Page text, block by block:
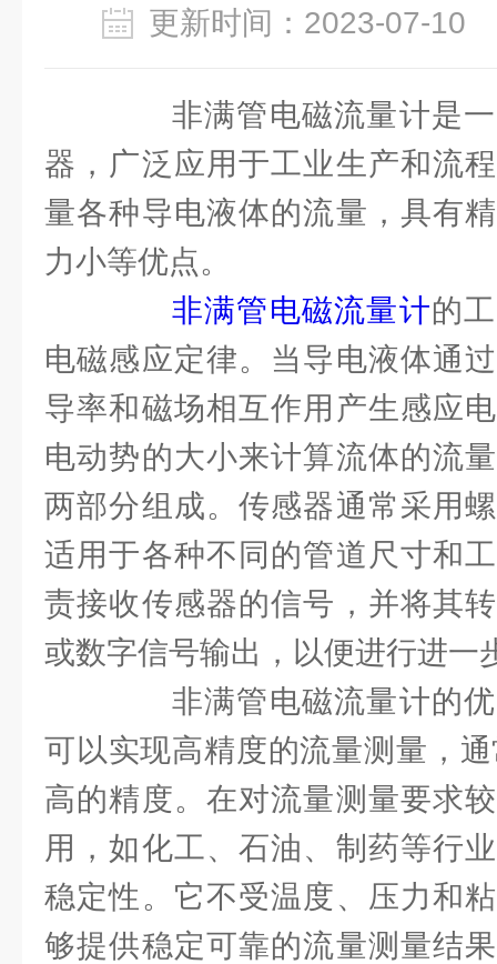
更新时间：2023-07-
非满管电磁流量计是一
器，广泛应用于工业生产和流
量各种导电液体的流量，具有
力小等优点。
非满管电磁流量计的
电磁感应定律。当导电液体通
导率和磁场相互作用产生感应
电动势的大小来计算流体的流
两部分组成。传感器通常采用
适用于各种不同的管道尺寸和
责接收传感器的信号，并将其
或数字信号输出，以便进行进一
非满管电磁流量计的优
可以实现高精度的流量测量，
高的精度。在对流量测量要求
用，如化工、石油、制药等行
稳定性。它不受温度、压力和
够提供稳定可靠的流量测量结